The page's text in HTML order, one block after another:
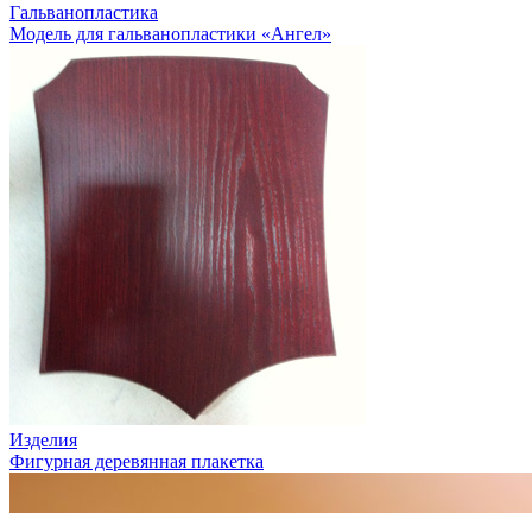
Гальванопластика
Модель для гальванопластики «Ангел»
Изделия
Фигурная деревянная плакетка